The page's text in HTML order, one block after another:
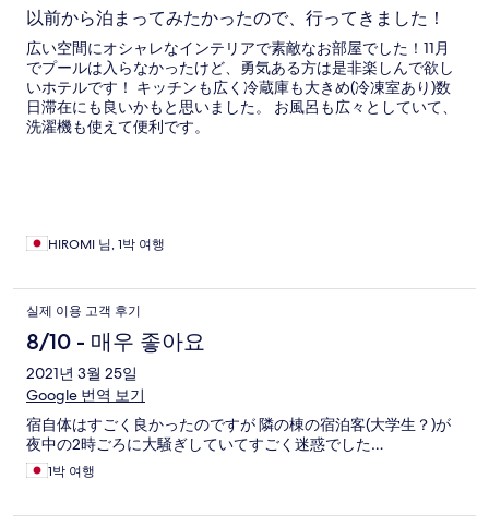
以前から泊まってみたかったので、行ってきました！
広い空間にオシャレなインテリアで素敵なお部屋でした！11月
でプールは入らなかったけど、勇気ある方は是非楽しんで欲し
いホテルです！ キッチンも広く冷蔵庫も大きめ(冷凍室あり)数
日滞在にも良いかもと思いました。 お風呂も広々としていて、
洗濯機も使えて便利です。
HIROMI 님, 1박 여행
실제 이용 고객 후기
8/10 - 매우 좋아요
2021년 3월 25일
Google 번역 보기
宿自体はすごく良かったのですが 隣の棟の宿泊客(大学生？)が
夜中の2時ごろに大騒ぎしていてすごく迷惑でした…
1박 여행